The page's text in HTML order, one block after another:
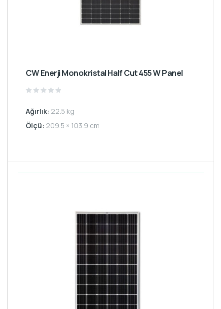
CW Enerji Monokristal Half Cut 455 W Panel
out
of
5
Ağırlık: 22.5 kg
Ölçü: 209.5 × 103.9 cm